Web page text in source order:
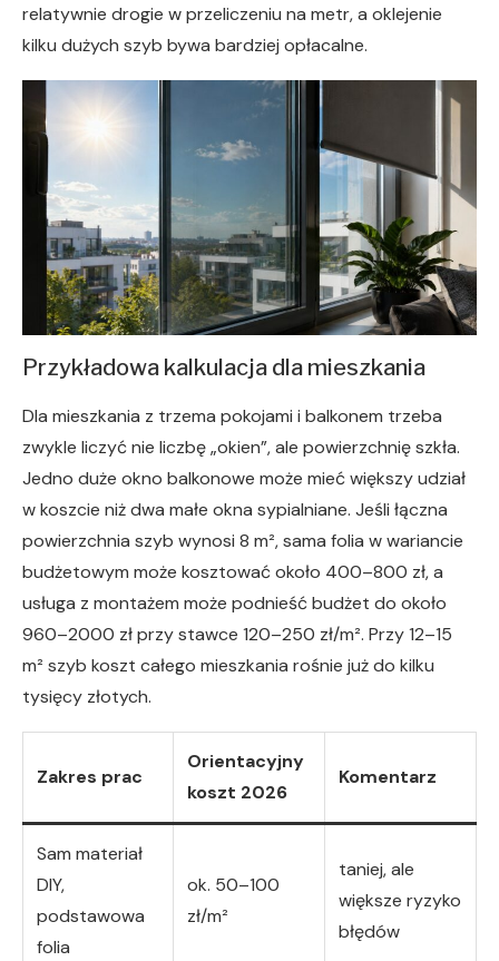
relatywnie drogie w przeliczeniu na metr, a oklejenie
kilku dużych szyb bywa bardziej opłacalne.
Przykładowa kalkulacja dla mieszkania
Dla mieszkania z trzema pokojami i balkonem trzeba
zwykle liczyć nie liczbę „okien”, ale powierzchnię szkła.
Jedno duże okno balkonowe może mieć większy udział
w koszcie niż dwa małe okna sypialniane. Jeśli łączna
powierzchnia szyb wynosi 8 m², sama folia w wariancie
budżetowym może kosztować około 400–800 zł, a
usługa z montażem może podnieść budżet do około
960–2000 zł przy stawce 120–250 zł/m². Przy 12–15
m² szyb koszt całego mieszkania rośnie już do kilku
tysięcy złotych.
Zakres prac
Orientacyjny
koszt 2026
Komentarz
Sam materiał
DIY,
podstawowa
folia
ok. 50–100
zł/m²
taniej, ale
większe ryzyko
błędów